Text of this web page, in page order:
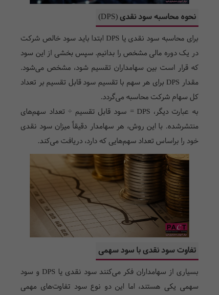
نحوه محاسبه سود نقدی (DPS
)
برای محاسبه سود نقدی یا DPS ابتدا باید سود خالص شرکت
در یک دوره مالی مشخص را بدانیم. سپس بخشی از این سود
که قرار است بین سهامداران تقسیم شود، مشخص می‌شود.
مقدار DPS برای هر سهم با تقسیم سود قابل تقسیم بر تعداد
کل سهام شرکت محاسبه می‌گردد.
به عبارت دیگر، DPS = سود قابل تقسیم ÷ تعداد سهم‌های
منتشرشده. با این روش، هر سهامدار دقیقاً میزان سود نقدی
خود را براساس تعداد سهم‌هایی که دارد، دریافت می‌کند.
تفاوت سود نقدی با سود سهمی
بسیاری از سهامداران فکر می‌کنند سود نقدی یا DPS و سود
سهمی یکی هستند، اما این دو نوع سود تفاوت‌های مهمی